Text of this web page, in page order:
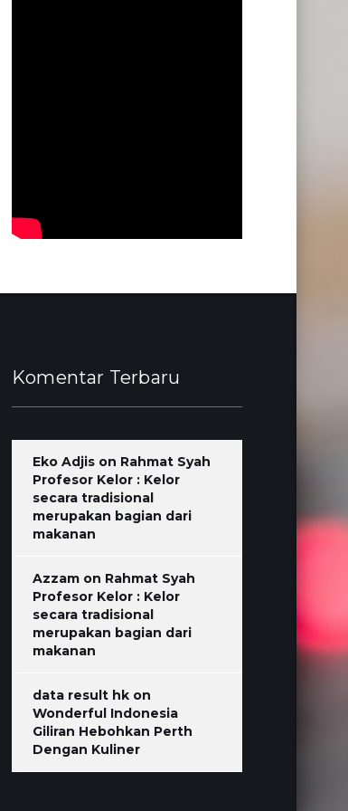
Komentar Terbaru
Eko Adjis on Rahmat Syah
Profesor Kelor : Kelor
secara tradisional
merupakan bagian dari
makanan
Azzam on Rahmat Syah
Profesor Kelor : Kelor
secara tradisional
merupakan bagian dari
makanan
data result hk on
Wonderful Indonesia
Giliran Hebohkan Perth
Dengan Kuliner